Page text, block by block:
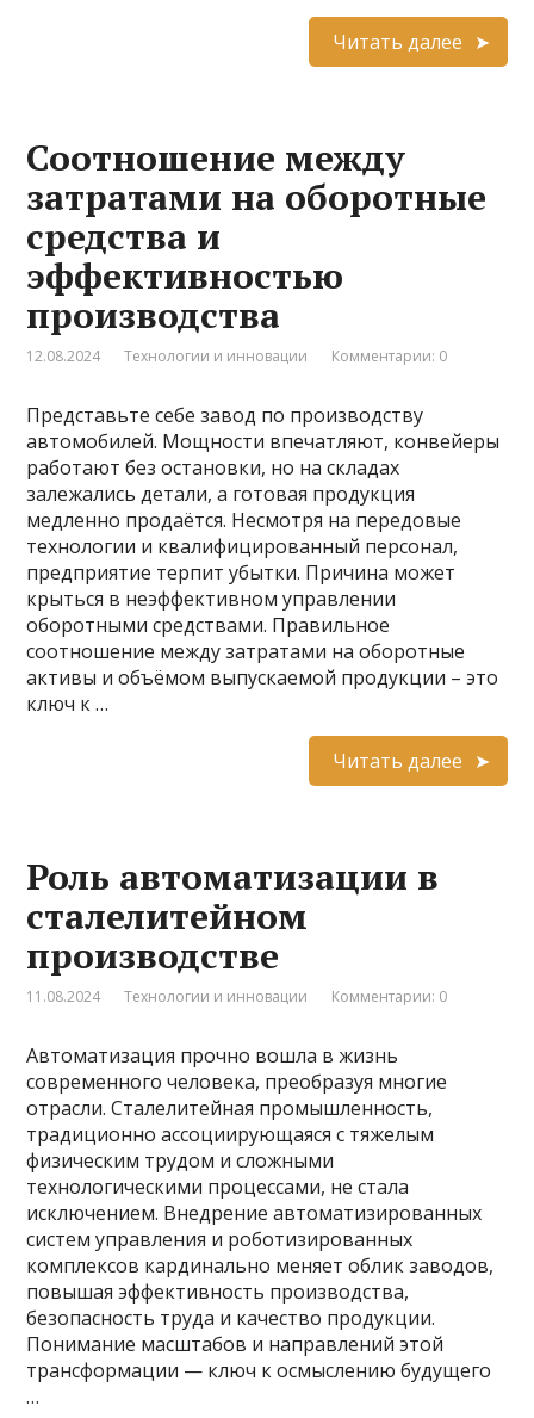
Читать далее
Соотношение между
затратами на оборотные
средства и
эффективностью
производства
12.08.2024 Технологии и инновации Комментарии: 0
Представьте себе завод по производству
автомобилей. Мощности впечатляют, конвейеры
работают без остановки, но на складах
залежались детали, а готовая продукция
медленно продаётся. Несмотря на передовые
технологии и квалифицированный персонал,
предприятие терпит убытки. Причина может
крыться в неэффективном управлении
оборотными средствами. Правильное
соотношение между затратами на оборотные
активы и объёмом выпускаемой продукции – это
ключ к …
Читать далее
Роль автоматизации в
сталелитейном
производстве
11.08.2024 Технологии и инновации Комментарии: 0
Автоматизация прочно вошла в жизнь
современного человека, преобразуя многие
отрасли. Сталелитейная промышленность,
традиционно ассоциирующаяся с тяжелым
физическим трудом и сложными
технологическими процессами, не стала
исключением. Внедрение автоматизированных
систем управления и роботизированных
комплексов кардинально меняет облик заводов,
повышая эффективность производства,
безопасность труда и качество продукции.
Понимание масштабов и направлений этой
трансформации — ключ к осмыслению будущего
…